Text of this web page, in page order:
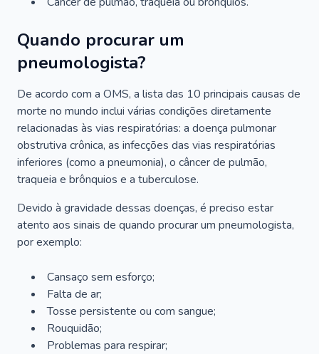
Quando procurar um
pneumologista?
De acordo com a OMS, a lista das 10 principais causas de
morte no mundo inclui várias condições diretamente
relacionadas às vias respiratórias: a doença pulmonar
obstrutiva crônica, as infecções das vias respiratórias
inferiores (como a pneumonia), o câncer de pulmão,
traqueia e brônquios e a tuberculose.
Devido à gravidade dessas doenças, é preciso estar
atento aos sinais de quando procurar um pneumologista,
por exemplo:
Cansaço sem esforço;
Falta de ar;
Tosse persistente ou com sangue;
Rouquidão;
Problemas para respirar;